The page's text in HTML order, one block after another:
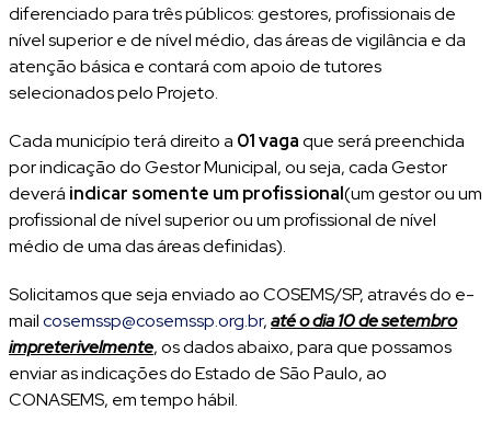
diferenciado para três públicos: gestores, profissionais de
nível superior e de nível médio, das áreas de vigilância e da
atenção básica e contará com apoio de tutores
selecionados pelo Projeto.
Cada município terá direito a 01 vagaque será preenchida
por indicação do Gestor Municipal, ou seja, cada Gestor
deverá indicar somente um profissional(um gestor ou um
profissional de nível superior ou um profissional de nível
médio de uma das áreas definidas).
Solicitamos que seja enviado ao COSEMS/SP, através do e-
mailcosemssp@cosemssp.org.br,até o dia 10 de setembro
impreterivelmente, os dados abaixo, para que possamos
enviar as indicações do Estado de São Paulo, ao
CONASEMS, em tempo hábil.